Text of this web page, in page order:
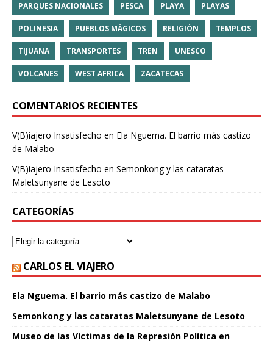
PARQUES NACIONALES PESCA PLAYA PLAYAS
POLINESIA PUEBLOS MÁGICOS RELIGIÓN TEMPLOS
TIJUANA TRANSPORTES TREN UNESCO
VOLCANES WEST AFRICA ZACATECAS
COMENTARIOS RECIENTES
V(B)iajero Insatisfecho en Ela Nguema. El barrio más castizo
de Malabo
V(B)iajero Insatisfecho en Semonkong y las cataratas
Maletsunyane de Lesoto
CATEGORÍAS
CARLOS EL VIAJERO
Ela Nguema. El barrio más castizo de Malabo
Semonkong y las cataratas Maletsunyane de Lesoto
Museo de las Víctimas de la Represión Política en